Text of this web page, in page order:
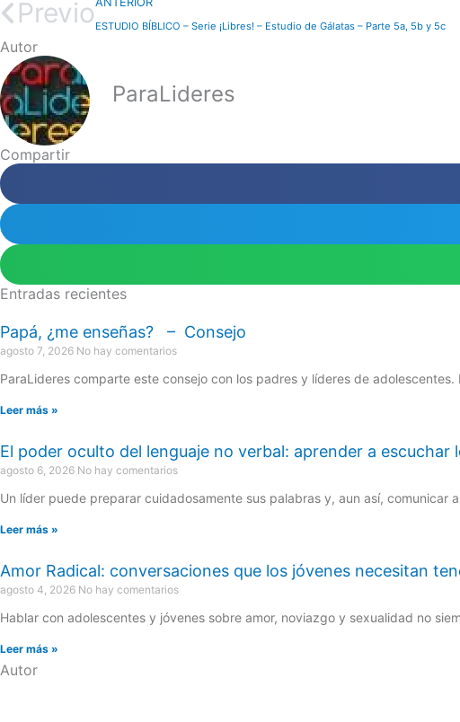
Previo ESTUDIO BÍBLICO – Serie ¡Libres! – Estudio de Gálatas – Parte 5a, 5b y 5c
Autor
ParaLideres
Compartir
Entradas recientes
Papá, ¿me enseñas? – Consejo
agosto 7, 2026 No hay comentarios
ParaLideres comparte este consejo con los padres y líderes de
Leer más »
El poder oculto del lenguaje no verbal: aprender a escuchar
agosto 6, 2026 No hay comentarios
Un líder puede preparar cuidadosamente sus palabras y, aun así,
Leer más »
Amor Radical: conversaciones que los jóvenes necesitan
agosto 4, 2026 No hay comentarios
Hablar con adolescentes y jóvenes sobre amor, noviazgo y sexualidad no
Leer más »
Autor